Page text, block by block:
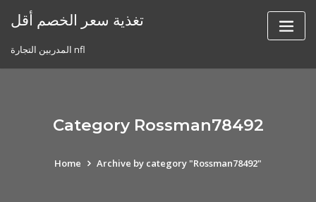
تغذية سعر الخصم أقل
المدربين التجارة nfl
Category Rossman78492
Home Archive by category "Rossman78492"